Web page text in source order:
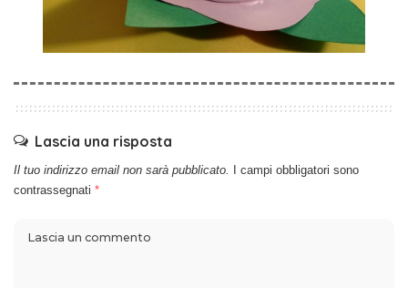
Lascia una risposta
Il tuo indirizzo email non sarà pubblicato.
I campi obbligatori sono
contrassegnati *